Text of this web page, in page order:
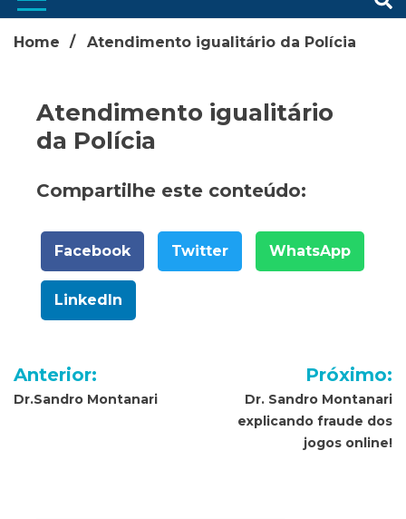
Home Atendimento igualitário da Polícia
Atendimento igualitário
da Polícia
Compartilhe este conteúdo:
Facebook Twitter WhatsApp
LinkedIn
Navegação
de
Anterior:
Dr.Sandro Montanari
Próximo:
Dr. Sandro Montanari
explicando fraude dos
jogos online!